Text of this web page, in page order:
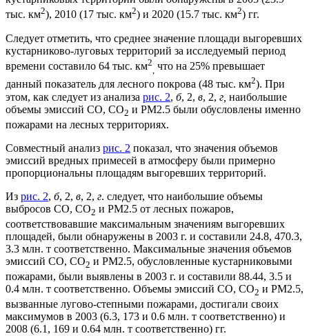
тыс. км2), 2010 (17 тыс. км2) и 2020 (15.7 тыс. км2) гг.
Следует отметить, что среднее значение площади выгоревших
кустарниково-луговых территорий за исследуемый период
времени составило 64 тыс. км2 что на 25% превышает
данный показатель для лесного покрова (48 тыс. км2). При
этом, как следует из анализа рис. 2, б, 2, в, 2, г, наибольшие
объемы эмиссий CO, CO2 и PM2.5 были обусловлены именно
пожарами на лесных территориях.
Совместный анализ рис. 2 показал, что значения объемов
эмиссий вредных примесей в атмосферу были примерно
пропорциональны площадям выгоревших территорий.
Из рис. 2, б, 2, в, 2, г. следует, что наибольшие объемы
выбросов CO, CO2 и PM2.5 от лесных пожаров,
соответствовавшие максимальным значениям выгоревших
площадей, были обнаружены в 2003 г. и составили 24.8, 470.3,
3.3 млн. т соответственно. Максимальные значения объемов
эмиссий CO, CO2 и PM2.5, обусловленные кустарниковыми
пожарами, были выявлены в 2003 г. и составили 88.44, 3.5 и
0.4 млн. т соответственно. Объемы эмиссий CO, CO2 и PM2.5,
вызванные лугово-степными пожарами, достигали своих
максимумов в 2003 (6.3, 173 и 0.6 млн. т соответственно) и
2008 (6.1, 169 и 0.64 млн. т соответственно) гг.